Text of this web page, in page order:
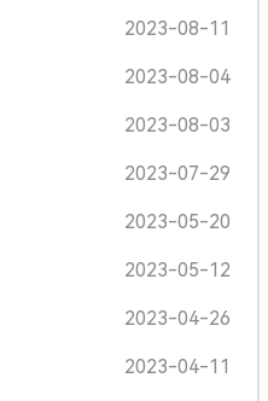
2023-08-11
2023-08-04
2023-08-03
2023-07-29
2023-05-20
2023-05-12
2023-04-26
2023-04-11